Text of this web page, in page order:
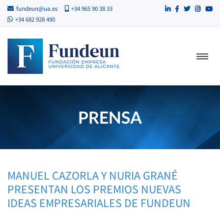
fundeun@ua.es
+34 965 90 38 33
+34 682 928 490
PRENSA
MANUEL CAZORLA Y NURIA GRANÉ
PRESENTAN LOS PREMIOS NUEVAS
IDEAS EMPRESARIALES DE FUNDEUN